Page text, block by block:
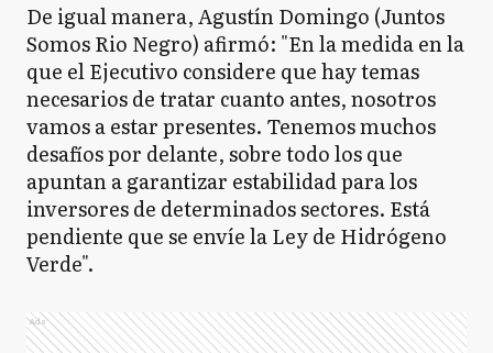
De igual manera, Agustín Domingo (Juntos
Somos Rio Negro) afirmó: "En la medida en la
que el Ejecutivo considere que hay temas
necesarios de tratar cuanto antes, nosotros
vamos a estar presentes. Tenemos muchos
desafíos por delante, sobre todo los que
apuntan a garantizar estabilidad para los
inversores de determinados sectores. Está
pendiente que se envíe la Ley de Hidrógeno
Verde".
Ads